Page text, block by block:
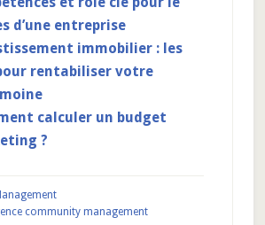
d’une entreprise
immobilier : les
rentabiliser votre
calculer un budget
?
community management